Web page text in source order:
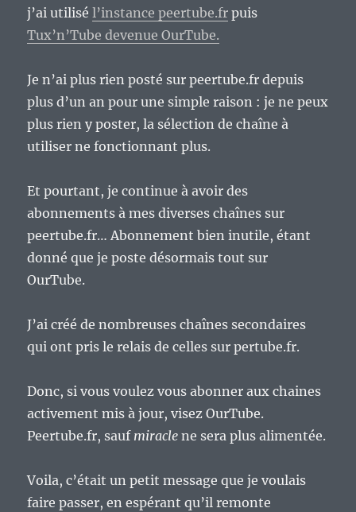
j’ai utilisél’instance peertube.fr puis
Tux’n’Tube devenue OurTube.
Je n’ai plus rien posté sur peertube.fr depuis
plus d’un an pour une simple raison : je ne peux
plus rien y poster, la sélection de chaîne à
utiliser ne fonctionnant plus.
Et pourtant, je continue à avoir des
abonnements à mes diverses chaînes sur
peertube.fr… Abonnement bien inutile, étant
donné que je poste désormais tout sur
OurTube.
J’ai créé de nombreuses chaînes secondaires
qui ont pris le relais de celles sur pertube.fr.
Donc, si vous voulez vous abonner aux chaines
activement mis à jour, visez OurTube.
Peertube.fr, sauf miracle ne sera plus alimentée.
Voila, c’était un petit message que je voulais
faire passer, en espérant qu’il remonte